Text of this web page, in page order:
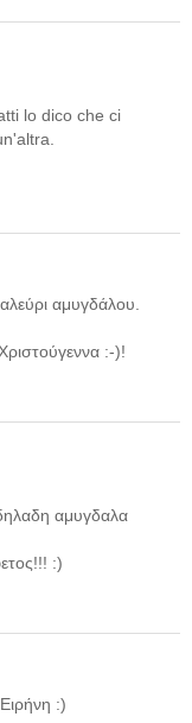
lo dico che ci
αμυγδάλου.
:-)!
αμυγδαλα
:)
:)